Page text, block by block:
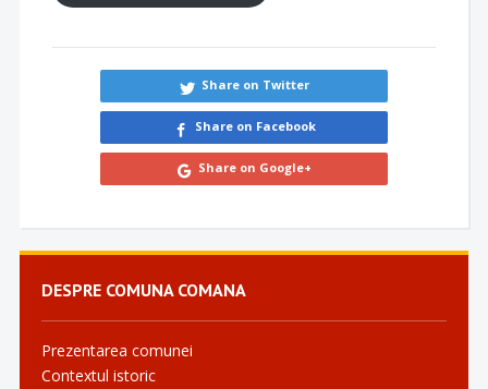
DESPRE COMUNA COMANA
Prezentarea comunei
Contextul istoric
Share on Twitter
Share on Facebook
Share on Google+